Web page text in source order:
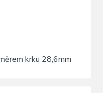
krku 28,6mm